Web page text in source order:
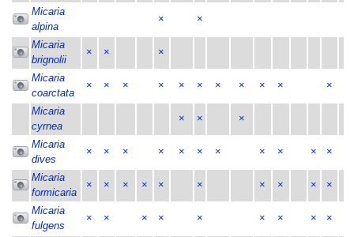
Micaria
alpina
× ×
Micaria
brignolii
× × ×
Micaria
coarctata
× × × × × × × × × × ×
Micaria
cyrnea
× × ×
Micaria
dives
× × × × × × × × × × ×
Micaria
formicaria
× × × × × × × × × ×
Micaria
fulgens
× × × × × × × × ×